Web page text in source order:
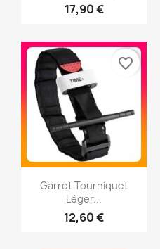
17,90 €
Aperçu rapide
Garrot Tourniquet
Léger...
12,60 €
favorite_border